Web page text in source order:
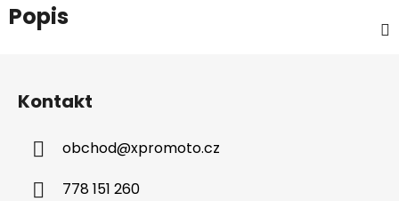
Popis
Kontakt
obchod@xpromoto.cz
778 151 260